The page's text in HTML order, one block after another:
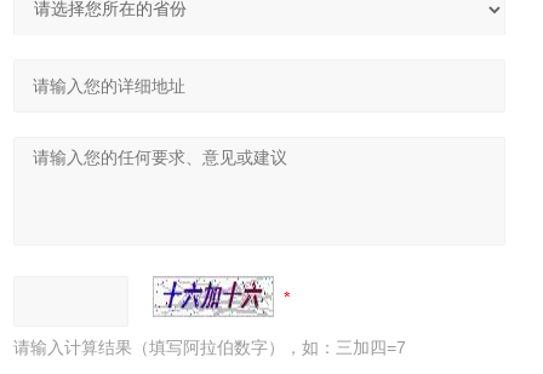
请输入计算结果（填写阿拉伯数字），如：三加四=7